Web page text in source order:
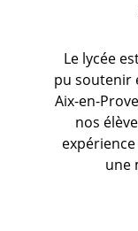
Le lycée
pu soutenir
Aix-en-
nos
une